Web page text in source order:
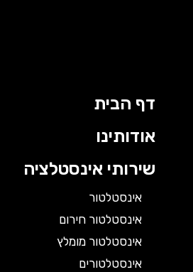
דף הבית
אודותינו
שירותי אינסטלציה
אינסטלטור
אינסטלטור חירום
אינסטלטור מומלץ
אינסטלטורים